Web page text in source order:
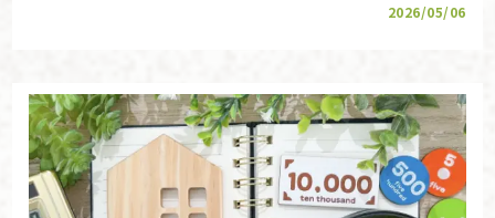
2026/05/06